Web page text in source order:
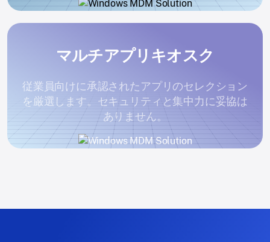
マルチアプリキオスク
従業員向けに承認されたアプリのセレクション
を厳選します。セキュリティと集中力に妥協は
ありません。